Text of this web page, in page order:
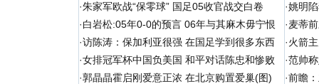
·朱家军欧战“保零球” 国足05收官战交白卷
·白岩松:05年0-0的预言 06年与其麻木毋宁恨
·访陈涛：保加利亚很强 在国足学到很多东西
·女排冠军杯中国负美国 和平对话陈忠和惨败
·郭晶晶霍启刚爱意正浓 在北京购置爱巢(图)
·姚明
·麦蒂
·火箭
·范帅
·前瞻